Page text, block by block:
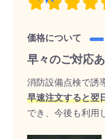
価格について
早々のご対応
消防設備点検で誘
早速注文すると翌
でき、今後も利用